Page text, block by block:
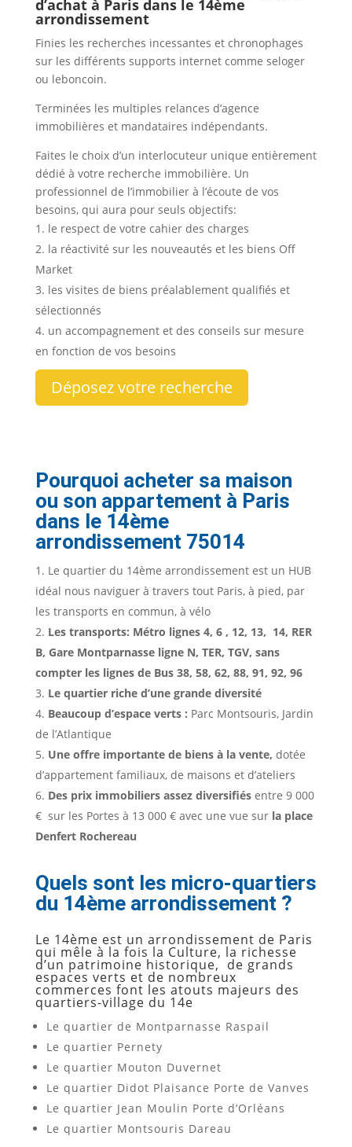
d’achat à Paris dans le 14ème
arrondissement
Finies les recherches incessantes et chronophages
sur les différents supports internet comme seloger
ou leboncoin.
Terminées les multiples relances d’agence
immobilières et mandataires indépendants.
Faites le choix d’un interlocuteur unique entièrement
dédié à votre recherche immobilière. Un
professionnel de l’immobilier à l’écoute de vos
besoins, qui aura pour seuls objectifs:
le respect de votre cahier des charges
la réactivité sur les nouveautés et les biens Off
Market
les visites de biens préalablement qualifiés et
sélectionnés
un accompagnement et des conseils sur mesure
en fonction de vos besoins
Déposez votre recherche
Pourquoi acheter sa maison
ou son appartement à Paris
dans le 14ème
arrondissement 75014
Le quartier du 14ème arrondissement est un HUB
idéal nous naviguer à travers tout Paris, à pied, par
les transports en commun, à vélo
Les transports: Métro lignes 4, 6 , 12, 13, 14, RER
B, Gare Montparnasse ligne N, TER, TGV, sans
compter les lignes de Bus 38, 58, 62, 88, 91, 92, 96
Le quartier riche d’une grande diversité
Beaucoup d’espace verts : Parc Montsouris, Jardin
de l’Atlantique
Une offre importante de biens à la vente, dotée
d’appartement familiaux, de maisons et d’ateliers
Des prix immobiliers assez diversifiés entre 9 000
€ sur les Portes à 13 000 € avec une vue sur la place
Denfert Rochereau
Quels sont les micro-quartiers
du 14ème arrondissement ?
Le 14ème est un arrondissement de Paris
qui mêle à la fois la Culture, la richesse
d’un patrimoine historique, de grands
espaces verts et de nombreux
commerces font les atouts majeurs des
quartiers-village du 14e
Le quartier de Montparnasse Raspail
Le quartier Pernety
Le quartier Mouton Duvernet
Le quartier Didot Plaisance Porte de Vanves
Le quartier Jean Moulin Porte d’Orléans
Le quartier Montsouris Dareau